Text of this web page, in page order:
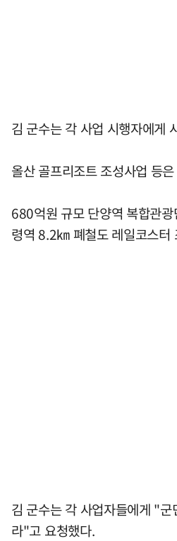
김 군수는 각 사업 시행자에게
올산 골프리조트 조성사업 등
680억원 규모 단양역 복합관
령역 8.2㎞ 폐철도 레일코스터
김 군수는 각 사업자들에게 "
라"고 요청했다.